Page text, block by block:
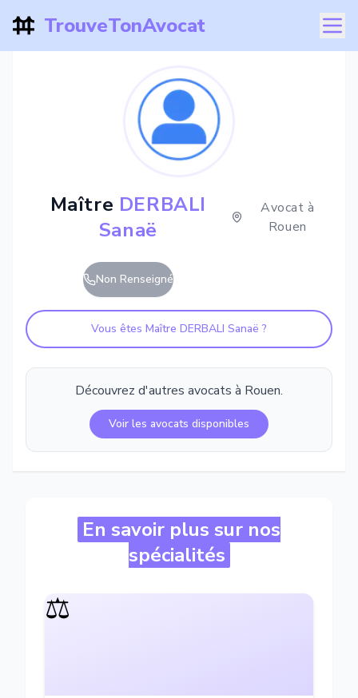
TrouveTonAvocat
Maître DERBALI
Sanaë
Avocat à
Rouen
Non Renseigné
Vous êtes Maître DERBALI Sanaë ?
Découvrez d'autres avocats à Rouen.
Voir les avocats disponibles
En savoir plus sur nos
spécialités
⚖️